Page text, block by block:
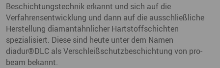
Beschichtungstechnik erkannt und sich auf die
Verfahrensentwicklung und dann auf die ausschließliche
Herstellung diamantähnlicher Hartstoffschichten
spezialisiert. Diese sind heute unter dem Namen
diadur®DLC als Verschleißschutzbeschichtung von pro-
beam bekannt.